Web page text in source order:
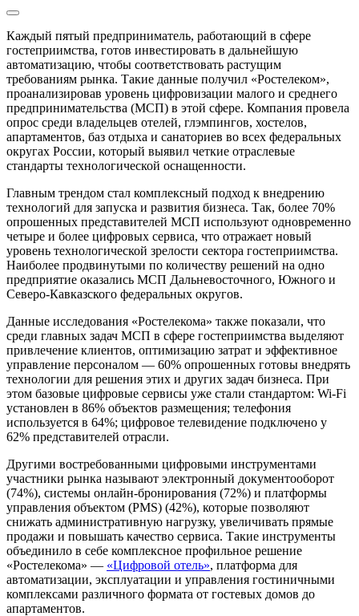
Каждый пятый предприниматель, работающий в сфере
гостеприимства, готов инвестировать в дальнейшую
автоматизацию, чтобы соответствовать растущим
требованиям рынка. Такие данные получил «Ростелеком»,
проанализировав уровень цифровизации малого и среднего
предпринимательства (МСП) в этой сфере. Компания провела
опрос среди владельцев отелей, глэмпингов, хостелов,
апартаментов, баз отдыха и санаториев во всех федеральных
округах России, который выявил четкие отраслевые
стандарты технологической оснащенности.
Главным трендом стал комплексный подход к внедрению
технологий для запуска и развития бизнеса. Так, более 70%
опрошенных представителей МСП используют одновременно
четыре и более цифровых сервиса, что отражает новый
уровень технологической зрелости сектора гостеприимства.
Наиболее продвинутыми по количеству решений на одно
предприятие оказались МСП Дальневосточного, Южного и
Северо-Кавказского федеральных округов.
Данные исследования «Ростелекома» также показали, что
среди главных задач МСП в сфере гостеприимства выделяют
привлечение клиентов, оптимизацию затрат и эффективное
управление персоналом — 60% опрошенных готовы внедрять
технологии для решения этих и других задач бизнеса. При
этом базовые цифровые сервисы уже стали стандартом: Wi-Fi
установлен в 86% объектов размещения; телефония
используется в 64%; цифровое телевидение подключено у
62% представителей отрасли.
Другими востребованными цифровыми инструментами
участники рынка называют электронный документооборот
(74%), системы онлайн-бронирования (72%) и платформы
управления объектом (PMS) (42%), которые позволяют
снижать административную нагрузку, увеличивать прямые
продажи и повышать качество сервиса. Такие инструменты
объединило в себе комплексное профильное решение
«Ростелекома» — «Цифровой отель», платформа для
автоматизации, эксплуатации и управления гостиничными
комплексами различного формата от гостевых домов до
апартаментов.